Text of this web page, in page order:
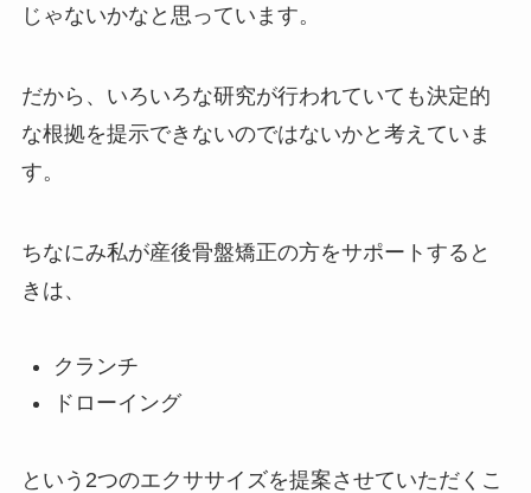
じゃないかなと思っています。
だから、いろいろな研究が行われていても決定的
な根拠を提示できないのではないかと考えていま
す。
ちなにみ私が産後骨盤矯正の方をサポートすると
きは、
クランチ
ドローイング
という2つのエクササイズを提案させていただくこ